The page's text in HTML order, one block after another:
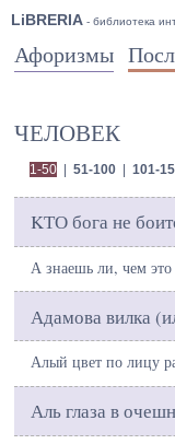
LiBRERIA - библиотека
Афоризмы
ЧЕЛОВЕК
1-50| 51-100| 101-
KТО бога не
А знаешь ли, чем
Адамова вилка
Алый цвет по лицу
Аль глаза в